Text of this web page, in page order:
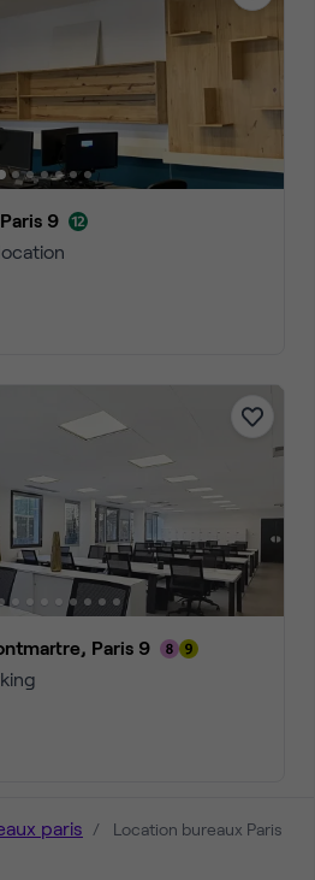
9
Paris 9
paris
Location bureaux Paris